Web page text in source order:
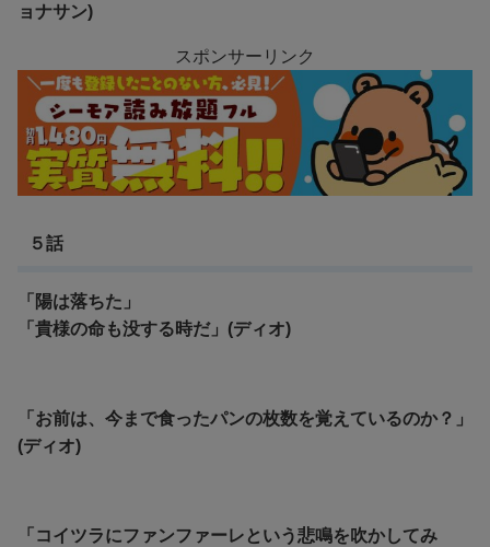
ョナサン)
スポンサーリンク
５話
「陽は落ちた」
「貴様の命も没する時だ」(ディオ)
「お前は、今まで食ったパンの枚数を覚えているのか？」
(ディオ)
「コイツラにファンファーレという悲鳴を吹かしてみ